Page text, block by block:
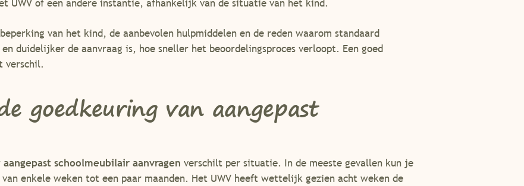
UWV of een andere instantie, afhankelijk van de situatie van het kind.
van het kind, de aanbevolen hulpmiddelen en de reden waarom standaard
duidelijker de aanvraag is, hoe sneller het beoordelingsproces verloopt. Een goed
verschil.
goedkeuring van aangepast
aangepast schoolmeubilair aanvragen verschilt per situatie. In de meeste gevallen kun je
enkele weken tot een paar maanden. Het UWV heeft wettelijk gezien acht weken de